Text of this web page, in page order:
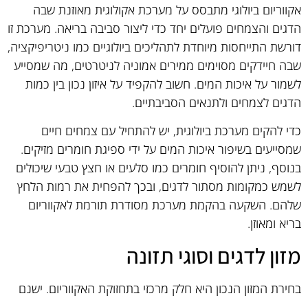
אקווריום ביולוגי מתבסס על מערכת אקולוגית מאוזנת שבה
הדגים והצמחים פועלים יחד כדי ליצור סביבה בריאה. מערכת זו
דורשת התייחסות מיוחדת לתהליכים ביולוגיים כמו ניטריפיקציה,
שבה חיידקים מסוימים ממירים אמוניה לניטרטים, מה שמסייע
לשמור על איכות המים. חשוב להקפיד על איזון נכון בין כמות
הדגים לצמחים ולתנאים הסביבתיים.
כדי להקים מערכת ביולוגית, יש להתחיל עם צמחים חיים
שמסייעים בשיפור איכות המים על ידי ספיגת חומרים מזיקים.
בנוסף, ניתן להוסיף חומרים כמו סלעים או חצץ טבעי שיכולים
לשמש כמקומות מסתור לדגים, ובכך להפחית את רמות הלחץ
שלהם. השקעה בהקמת מערכת מסודרת תורמת לאקווריום
בריא ומאוזן.
מזון לדגים וסוגי תזונה
בחירת המזון הנכון היא חלק מרכזי בתחזוקת האקווריום. ישנם